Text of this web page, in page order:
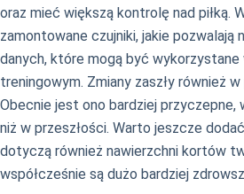
oraz mieć większą kontrolę nad piłką.
zamontowane czujniki, jakie pozwalają
danych, które mogą być wykorzystane
treningowym. Zmiany zaszły również
Obecnie jest ono bardziej przyczepne,
niż w przeszłości. Warto jeszcze
dotyczą również nawierzchni kortów
współcześnie są dużo bardziej